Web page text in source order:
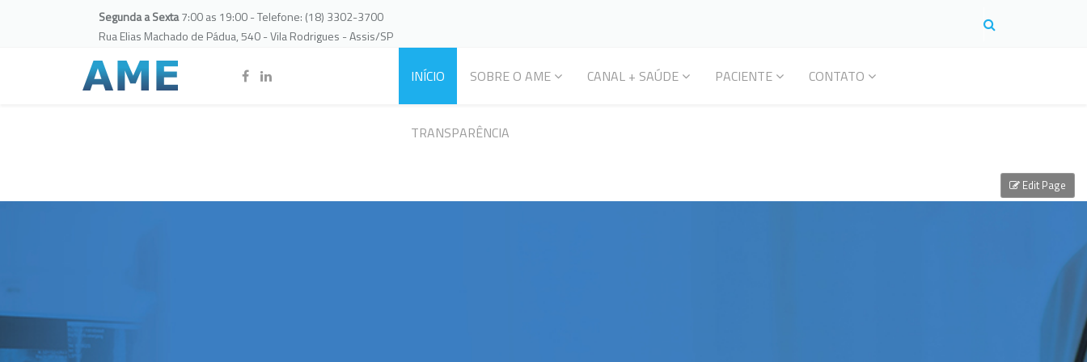
Segunda a Sexta7:00 as 19:00 - Telefone: (18) 3302-3700
Rua Elias Machado de Pádua, 540 - Vila Rodrigues - Assis/SP
INÍCIO SOBRE O AME CANAL + SAÚDE PACIENTE CONTATO
TRANSPARÊNCIA
Edit Page